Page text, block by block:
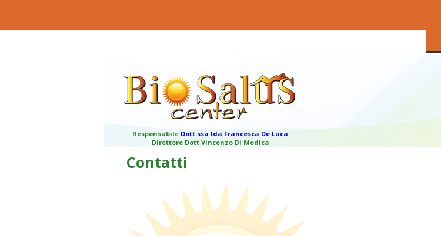
Responsabile Dott.ssa Ida Francesca De Luca
Direttore Dott Vincenzo Di Modica
Contatti